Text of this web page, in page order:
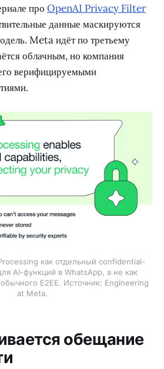
про OpenAI Privacy Filter
данные маскируются
Meta идёт по третьему
облачным, но компания
верифицируемыми
как отдельный confidential-
AI-функций в WhatsApp, а не как
E2EE. Источник: Engineering
at Meta.
обещание